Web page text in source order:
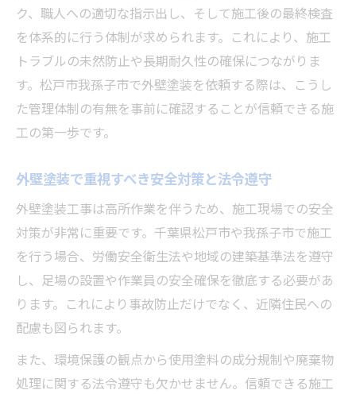
ク、職人への適切な指示出し、そして施工後の最終検査
を体系的に行う体制が求められます。これにより、施工
トラブルの未然防止や長期耐久性の確保につながりま
す。松戸市我孫子市で外壁塗装を依頼する際は、こうし
た管理体制の有無を事前に確認することが信頼できる施
工の第一歩です。
外壁塗装で重視すべき安全対策と法令遵守
外壁塗装工事は高所作業を伴うため、施工現場での安全
対策が非常に重要です。千葉県松戸市や我孫子市で施工
を行う場合、労働安全衛生法や地域の建築基準法を遵守
し、足場の設置や作業員の安全確保を徹底する必要があ
ります。これにより事故防止だけでなく、近隣住民への
配慮も図られます。
また、環境保護の観点から使用塗料の成分規制や廃棄物
処理に関する法令遵守も欠かせません。信頼できる施工